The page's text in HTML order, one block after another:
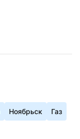
Ноябрьск Газ